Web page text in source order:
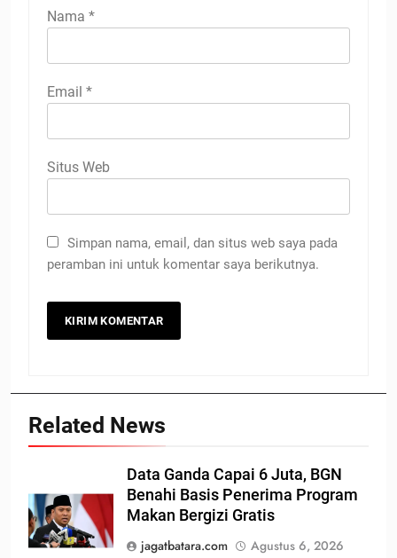
Nama *
Email *
Situs Web
Simpan nama, email, dan situs web saya pada
peramban ini untuk komentar saya berikutnya.
Related News
Data Ganda Capai 6 Juta, BGN
Benahi Basis Penerima Program
Makan Bergizi Gratis
jagatbatara.com
Agustus 6, 2026